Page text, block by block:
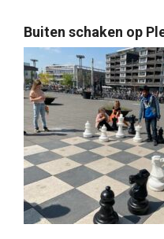
Buiten schaken op